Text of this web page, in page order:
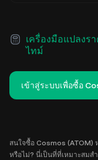
เครื่องมือแปลงร
ไทม์
เข้าสู่ระบบเพื่อซื้อ
สนใจซื้อ Cosmos (ATOM)
หรือไม่? นี่เป็นที่ที่เหมาะสม